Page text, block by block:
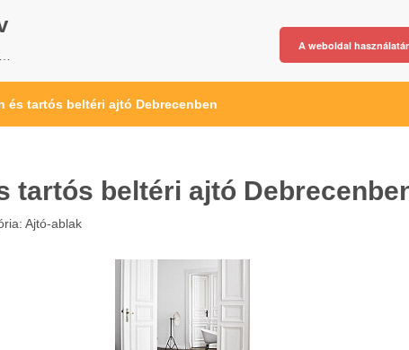
és tartós beltéri ajtó Debrecenben
tartós beltéri ajtó
Ajtó-ablak
A weboldal